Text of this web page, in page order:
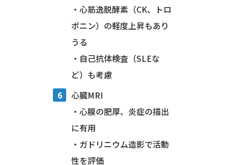
・心筋逸脱酵素（CK、トロ
ポニン）の軽度上昇もあり
うる
・自己抗体検査（SLEな
ど）も考慮
心臓MRI
・心膜の肥厚、炎症の描出
に有用
・ガドリニウム造影で活動
性を評価